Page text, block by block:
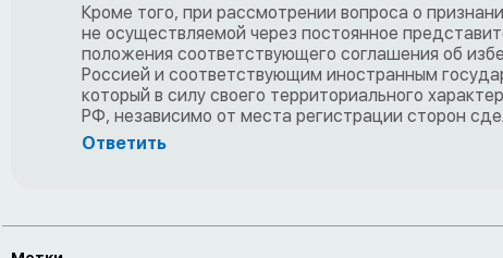
Кроме того, при рассмотрении вопроса о
не осуществляемой через постоянное
положения соответствующего соглашения об
Россией и соответствующим иностранным
который в силу своего территориального
РФ, независимо от места регистрации сторон
Ответить